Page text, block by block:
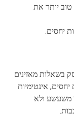
טוב יותר את
יחסים.
בשאלות מאזינים
אינטימיות
משעשע ולא